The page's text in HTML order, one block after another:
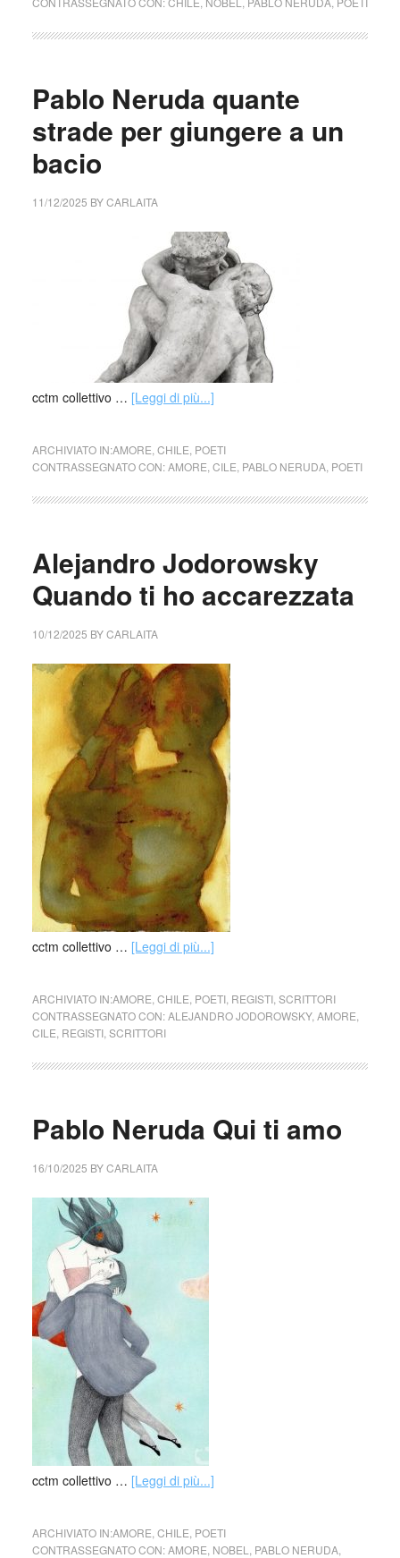
Pablo Neruda quante
strade per giungere a un
bacio
11/12/2025 BYCARLAITA
cctm collettivo … [Leggi di più...]
ARCHIVIATO IN:AMORE CHILE POETI
CONTRASSEGNATO CON:AMORE CILE PABLO NERUDA, POETI
Alejandro Jodorowsky
Quando ti ho accarezzata
10/12/2025 BYCARLAITA
cctm collettivo … [Leggi di più...]
ARCHIVIATO IN:AMORE CHILE POETI, REGISTI, SCRITTORI
CONTRASSEGNATO CON:ALEJANDRO JODOROWSKY, AMORE
CILE REGISTI, SCRITTORI
Pablo Neruda Qui ti amo
16/10/2025 BYCARLAITA
cctm collettivo … [Leggi di più...]
ARCHIVIATO IN:AMORE CHILE POETI
CONTRASSEGNATO CON:AMORE NOBEL PABLO NERUDA,